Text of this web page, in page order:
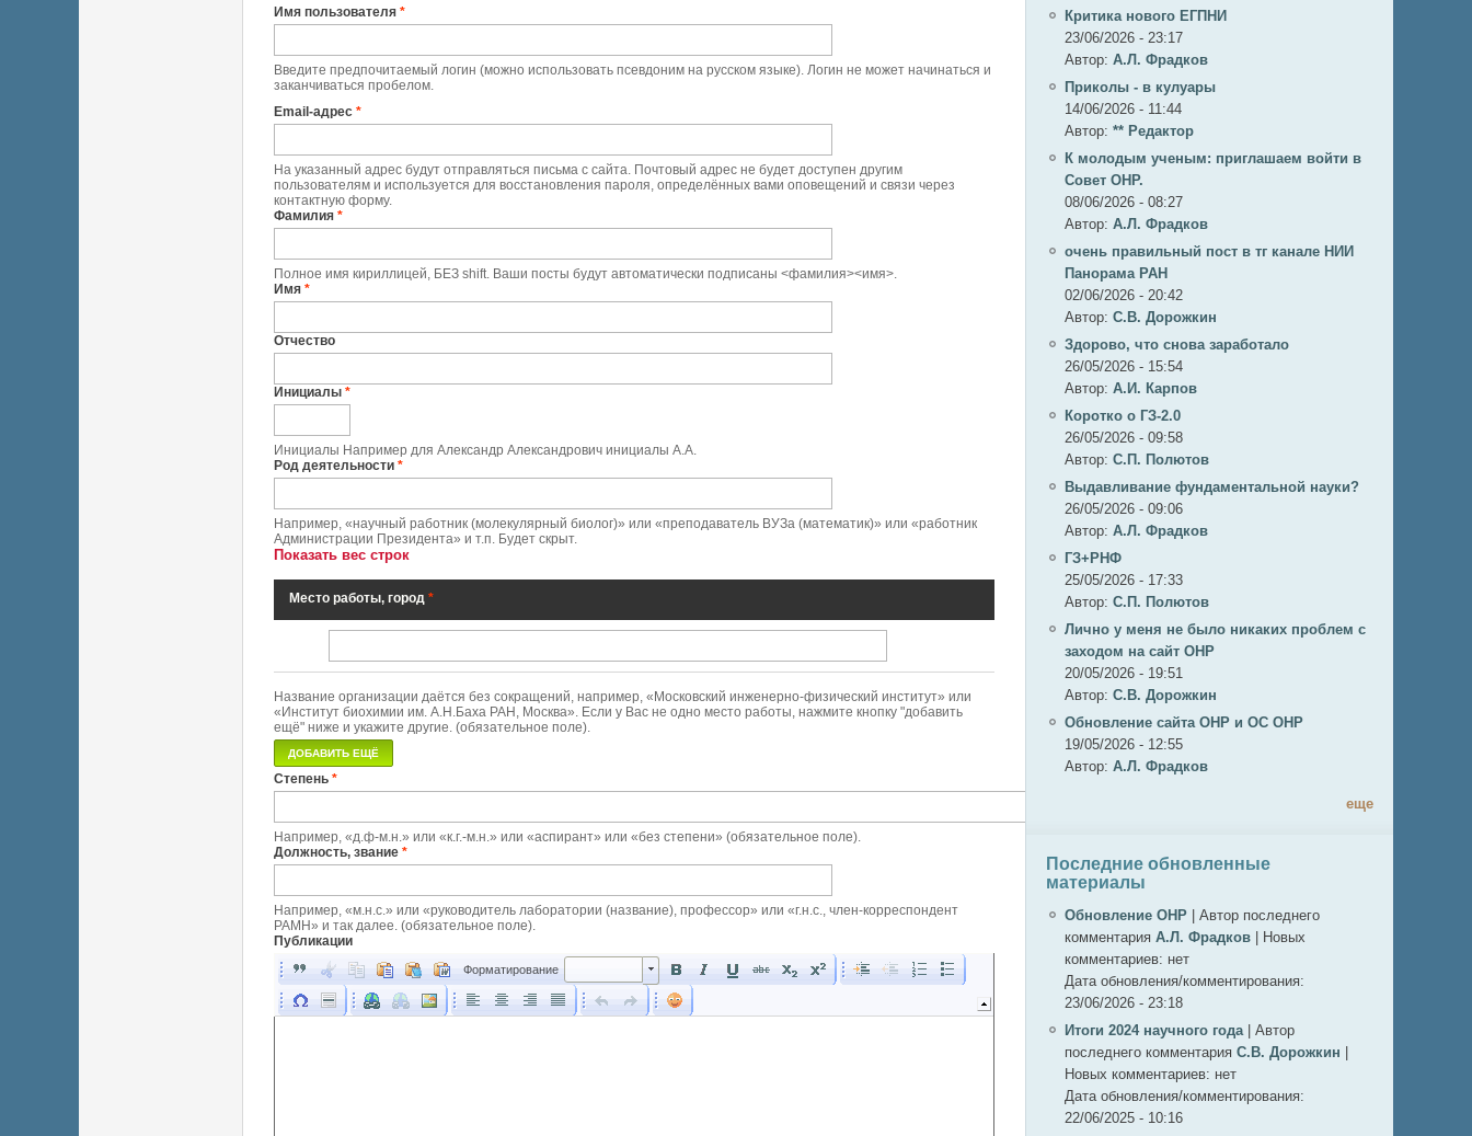
Имя пользователя *
Введите предпочитаемый логин (можно использовать псевдоним на русском языке). Логин не может начинаться и
заканчиваться пробелом.
Email-адрес *
На указанный адрес будут отправляться письма с сайта. Почтовый адрес не будет доступен другим
пользователям и используется для восстановления пароля, определённых вами оповещений и связи через
контактную форму.
Фамилия *
Полное имя кириллицей, БЕЗ shift. Ваши посты будут автоматически подписаны <фамилия><имя>.
Имя *
Отчество
Инициалы *
Инициалы Например для Александр Александрович инициалы А.А.
Род деятельности *
Например, «научный работник (молекулярный биолог)» или «преподаватель ВУЗа (математик)» или «работник
Администрации Президента» и т.п. Будет скрыт.
Показать вес строк
Место работы, город *
Название организации даётся без сокращений, например, «Московский инженерно-физический институт» или
«Институт биохимии им. А.Н.Баха РАН, Москва». Если у Вас не одно место работы, нажмите кнопку "добавить
ещё" ниже и укажите другие. (обязательное поле).
Степень *
Например, «д.ф-м.н.» или «к.г.-м.н.» или «аспирант» или «без степени» (обязательное поле).
Должность, звание *
Например, «м.н.с.» или «руководитель лаборатории (название), профессор» или «г.н.с., член-корреспондент
РАМН» и так далее. (обязательное поле).
Публикации
Форматирование
Критика нового ЕГПНИ
23/06/2026 - 23:17
Автор: А.Л. Фрадков
Приколы - в кулуары
14/06/2026 - 11:44
Автор: ** Редактор
К молодым ученым: приглашаем войти в
Совет ОНР.
08/06/2026 - 08:27
Автор: А.Л. Фрадков
очень правильный пост в тг канале НИИ
Панорама РАН
02/06/2026 - 20:42
Автор: С.В. Дорожкин
Здорово, что снова заработало
26/05/2026 - 15:54
Автор: А.И. Карпов
Коротко о ГЗ-2.0
26/05/2026 - 09:58
Автор: C.П. Полютов
Выдавливание фундаментальной науки?
26/05/2026 - 09:06
Автор: А.Л. Фрадков
ГЗ+РНФ
25/05/2026 - 17:33
Автор: C.П. Полютов
Лично у меня не было никаких проблем с
заходом на сайт ОНР
20/05/2026 - 19:51
Автор: С.В. Дорожкин
Обновление сайта ОНР и ОС ОНР
19/05/2026 - 12:55
Автор: А.Л. Фрадков
еще
Последние обновленные
материалы
Обновление ОНР
Автор последнего
комментария А.Л. Фрадков
Новых
комментариев: нет
Дата обновления/комментирования:
23/06/2026 - 23:18
Итоги 2024 научного года
Автор
последнего комментария С.В. Дорожкин
Новых комментариев: нет
Дата обновления/комментирования:
22/06/2025 - 10:16